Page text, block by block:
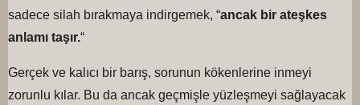
sadece silah bırakmaya indirgemek, “ancak bir ateşkes
anlamı taşır.“
Gerçek ve kalıcı bir barış, sorunun kökenlerine inmeyi
zorunlu kılar. Bu da ancak geçmişle yüzleşmeyi sağlayacak